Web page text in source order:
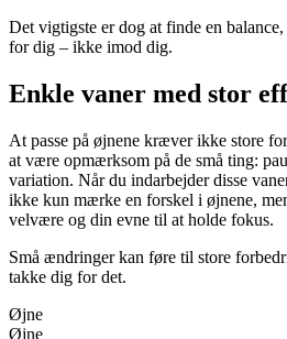
Det vigtigste er dog at finde en
for dig – ikke imod dig.
Enkle vaner med stor
At passe på øjnene kræver ikke store
at være opmærksom på de små ting:
variation. Når du indarbejder disse
ikke kun mærke en forskel i øjnene,
velvære og din evne til at holde fokus.
Små ændringer kan føre til store
takke dig for det.
Øjne
Øjne